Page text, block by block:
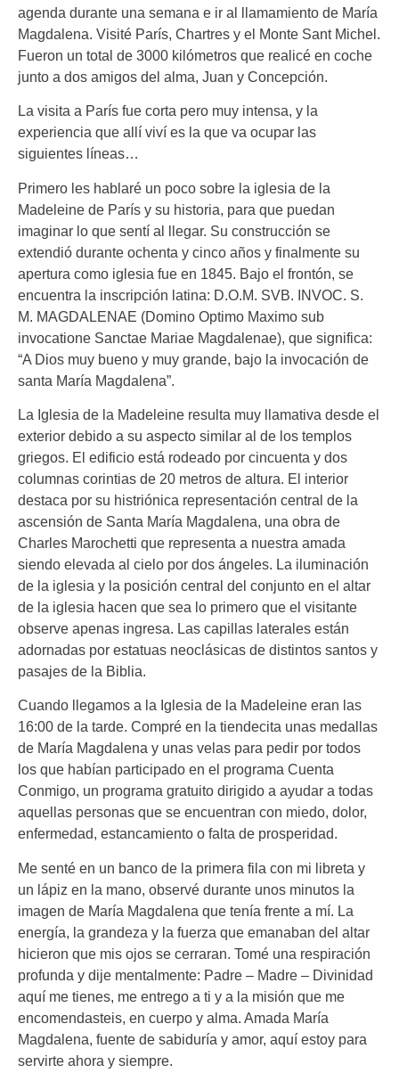
agenda durante una semana e ir al llamamiento de María
Magdalena. Visité París, Chartres y el Monte Sant Michel.
Fueron un total de 3000 kilómetros que realicé en coche
junto a dos amigos del alma, Juan y Concepción.
La visita a París fue corta pero muy intensa, y la
experiencia que allí viví es la que va ocupar las
siguientes líneas…
Primero les hablaré un poco sobre la iglesia de la
Madeleine de París y su historia, para que puedan
imaginar lo que sentí al llegar. Su construcción se
extendió durante ochenta y cinco años y finalmente su
apertura como iglesia fue en 1845. Bajo el frontón, se
encuentra la inscripción latina: D.O.M. SVB. INVOC. S.
M. MAGDALENAE (Domino Optimo Maximo sub
invocatione Sanctae Mariae Magdalenae), que significa:
“A Dios muy bueno y muy grande, bajo la invocación de
santa María Magdalena”.
La Iglesia de la Madeleine resulta muy llamativa desde el
exterior debido a su aspecto similar al de los templos
griegos. El edificio está rodeado por cincuenta y dos
columnas corintias de 20 metros de altura. El interior
destaca por su histriónica representación central de la
ascensión de Santa María Magdalena, una obra de
Charles Marochetti que representa a nuestra amada
siendo elevada al cielo por dos ángeles. La iluminación
de la iglesia y la posición central del conjunto en el altar
de la iglesia hacen que sea lo primero que el visitante
observe apenas ingresa. Las capillas laterales están
adornadas por estatuas neoclásicas de distintos santos y
pasajes de la Biblia.
Cuando llegamos a la Iglesia de la Madeleine eran las
16:00 de la tarde. Compré en la tiendecita unas medallas
de María Magdalena y unas velas para pedir por todos
los que habían participado en el programa Cuenta
Conmigo, un programa gratuito dirigido a ayudar a todas
aquellas personas que se encuentran con miedo, dolor,
enfermedad, estancamiento o falta de prosperidad.
Me senté en un banco de la primera fila con mi libreta y
un lápiz en la mano, observé durante unos minutos la
imagen de María Magdalena que tenía frente a mí. La
energía, la grandeza y la fuerza que emanaban del altar
hicieron que mis ojos se cerraran. Tomé una respiración
profunda y dije mentalmente: Padre – Madre – Divinidad
aquí me tienes, me entrego a ti y a la misión que me
encomendasteis, en cuerpo y alma. Amada María
Magdalena, fuente de sabiduría y amor, aquí estoy para
servirte ahora y siempre.